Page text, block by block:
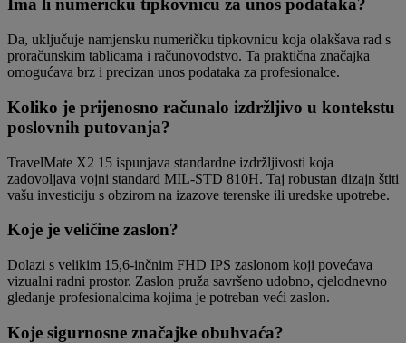
Ima li numeričku tipkovnicu za unos podataka?
Da, uključuje namjensku numeričku tipkovnicu koja olakšava rad s
proračunskim tablicama i računovodstvo. Ta praktična značajka
omogućava brz i precizan unos podataka za profesionalce.
Koliko je prijenosno računalo izdržljivo u kontekstu
poslovnih putovanja?
TravelMate X2 15 ispunjava standardne izdržljivosti koja
zadovoljava vojni standard MIL-STD 810H. Taj robustan dizajn štiti
vašu investiciju s obzirom na izazove terenske ili uredske upotrebe.
Koje je veličine zaslon?
Dolazi s velikim 15,6-inčnim FHD IPS zaslonom koji povećava
vizualni radni prostor. Zaslon pruža savršeno udobno, cjelodnevno
gledanje profesionalcima kojima je potreban veći zaslon.
Koje sigurnosne značajke obuhvaća?